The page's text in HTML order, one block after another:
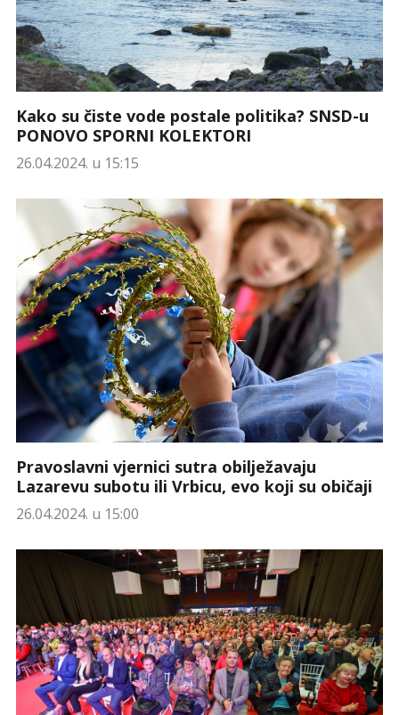
Kako su čiste vode postale politika? SNSD-u
PONOVO SPORNI KOLEKTORI
26.04.2024. u 15:15
Pravoslavni vjernici sutra obilježavaju
Lazarevu subotu ili Vrbicu, evo koji su običaji
26.04.2024. u 15:00